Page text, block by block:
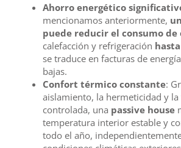
Ahorro energético
mencionamos anteriormente,
puede reducir el consumo de
calefacción y refrigeración
se traduce en facturas de
bajas.
Confort térmico constante:
aislamiento, la hermeticidad y
controlada, una passive house
temperatura interior estable y
todo el año,